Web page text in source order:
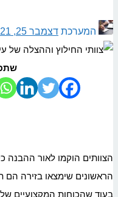
המערכת דצמבר 25, 2021
הצוותים הוקמו לאור ההבנה
הראשונים שימצאו בזירה הם
בעוד שהכוחות המקצועיים